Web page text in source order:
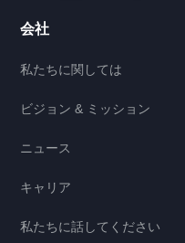
会社
私たちに関しては
ビジョン & ミッション
ニュース
キャリア
私たちに話してください